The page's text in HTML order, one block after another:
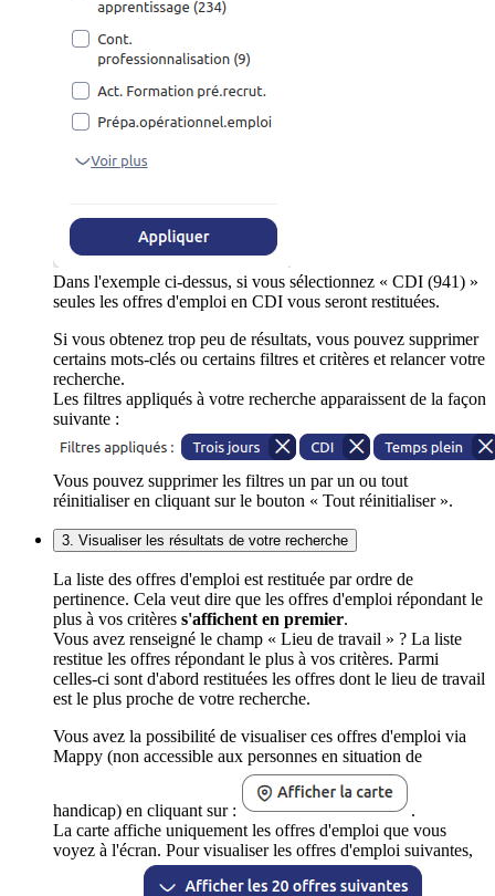
Dans l'exemple ci-dessus, si vous sélectionnez « CDI (941) »
seules les offres d'emploi en CDI vous seront restituées.
Si vous obtenez trop peu de résultats, vous pouvez supprimer
certains mots-clés ou certains filtres et critères et relancer votre
recherche.
Les filtres appliqués à votre recherche apparaissent de la façon
suivante :
Vous pouvez supprimer les filtres un par un ou tout
réinitialiser en cliquant sur le bouton « Tout réinitialiser ».
3. Visualiser les résultats de votre recherche
La liste des offres d'emploi est restituée par ordre de
pertinence. Cela veut dire que les offres d'emploi répondant le
plus à vos critères s'affichent en premier.
Vous avez renseigné le champ « Lieu de travail » ? La liste
restitue les offres répondant le plus à vos critères. Parmi
celles-ci sont d'abord restituées les offres dont le lieu de travail
est le plus proche de votre recherche.
Vous avez la possibilité de visualiser ces offres d'emploi via
Mappy (non accessible aux personnes en situation de
handicap) en cliquant sur :
.
La carte affiche uniquement les offres d'emploi que vous
voyez à l'écran. Pour visualiser les offres d'emploi suivantes,